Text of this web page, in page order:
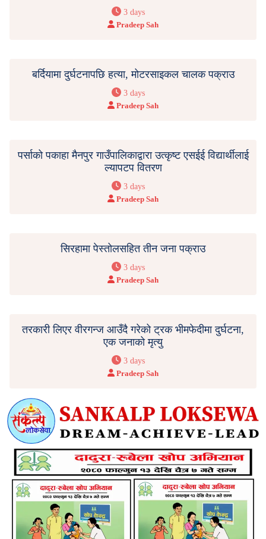
3 days
Pradeep Sah
बर्दियामा दुर्घटनापछि हत्या, मोटरसाइकल चालक पक्राउ
3 days
Pradeep Sah
पर्साको पकाहा मैनपुर गाउँपालिकाद्वारा उत्कृष्ट एसईई विद्यार्थीलाई
ल्यापटप वितरण
3 days
Pradeep Sah
सिरहामा पेस्तोलसहित तीन जना पक्राउ
3 days
Pradeep Sah
तरकारी लिएर वीरगन्ज आउँदै गरेको ट्रक भीमफेदीमा दुर्घटना,
एक जनाको मृत्यु
3 days
Pradeep Sah